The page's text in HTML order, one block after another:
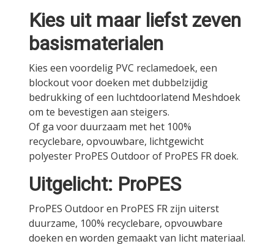
Kies uit maar liefst zeven
basismaterialen
Kies een voordelig PVC reclamedoek, een
blockout voor doeken met dubbelzijdig
bedrukking of een luchtdoorlatend Meshdoek
om te bevestigen aan steigers.
Of ga voor duurzaam met het 100%
recyclebare, opvouwbare, lichtgewicht
polyester ProPES Outdoor of ProPES FR doek.
Uitgelicht: ProPES
ProPES Outdoor en ProPES FR zijn uiterst
duurzame, 100% recyclebare, opvouwbare
doeken en worden gemaakt van licht materiaal.